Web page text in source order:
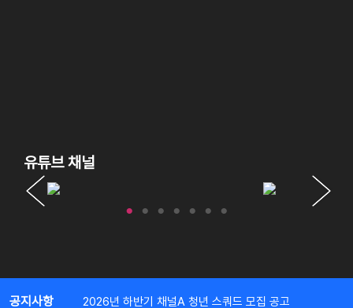
유튜브 채널
공지사항 2026년 하반기 채널A 청년 스쿼드 모집 공고